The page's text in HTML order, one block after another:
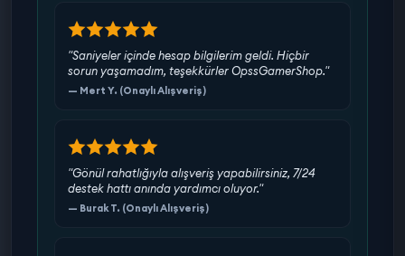
"Saniyeler içinde hesap bilgilerim geldi. Hiçbir
sorun yaşamadım, teşekkürler OpssGamerShop."
— Mert Y. (Onaylı Alışveriş)
"Gönül rahatlığıyla alışveriş yapabilirsiniz, 7/24
destek hattı anında yardımcı oluyor."
— Burak T. (Onaylı Alışveriş)